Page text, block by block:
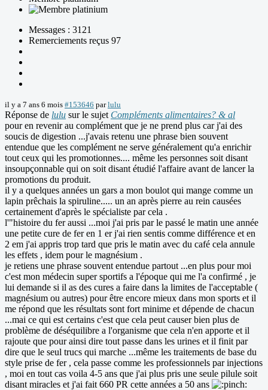
Messages : 3121
Remerciements reçus 97
il y a 7 ans 6 mois #153646 parlulu
Réponse de lulu sur le sujet Compléments alimentaires? & al
pour en revenir au complément que je ne prend plus car j'ai des
soucis de digestion ...j'avais retenu une phrase bien souvent
entendue que les complément ne serve généralement qu'a enrichir
tout ceux qui les promotionnes.... même les personnes soit disant
insoupçonnable qui on soit disant étudié l'affaire avant de lancer la
promotions du produit.
il y a quelques années un gars a mon boulot qui mange comme un
lapin prêchais la spiruline..... un an après pierre au rein causées
certainement d'après le spécialiste par cela .
l'"histoire du fer aussi ...moi j'ai pris par le passé le matin une année
une petite cure de fer en 1 er j'ai rien sentis comme différence et en
2 em j'ai appris trop tard que pris le matin avec du café cela annule
les effets , idem pour le magnésium .
je retiens une phrase souvent entendue partout ...en plus pour moi
c'est mon médecin super sportifs a l'époque qui me l'a confirmé , je
lui demande si il as des cures a faire dans la limites de l'acceptable (
magnésium ou autres) pour être encore mieux dans mon sports et il
me répond que les résultats sont fort minime et dépende de chacun
...mai ce qui est certains c'est que cela peut causer bien plus de
problème de déséquilibre a l'organisme que cela n'en apporte et il
rajoute que pour ainsi dire tout passe dans les urines et il finit par
dire que le seul trucs qui marche ...même les traitements de base du
style prise de fer , cela passe comme les professionnels par injections
, moi en tout cas voila 4-5 ans que j'ai plus pris une seule pilule soit
disant miracles et j'ai fait 660 PR cette années a 50 ans